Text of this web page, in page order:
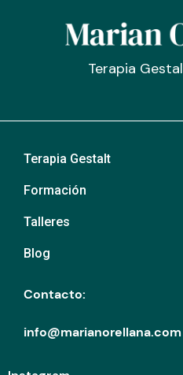
Terapia
Terapia Gestalt
Formación
Talleres
Blog
Contacto:
info@marianorellana.com